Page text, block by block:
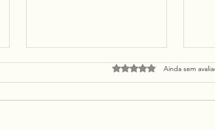
Avaliado com 0 de 5
Ainda sem